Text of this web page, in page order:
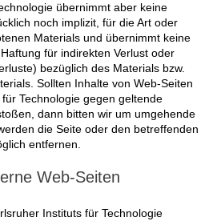
übernimmt aber keine
noch implizit, für die Art oder
Materials und übernimmt keine
für indirekten Verlust oder
bezüglich des Materials bzw.
Sollten Inhalte von Web-Seiten
Technologie gegen geltende
dann bitten wir um umgehende
die Seite oder den betreffenden
entfernen.
Web-Seiten
Instituts für Technologie